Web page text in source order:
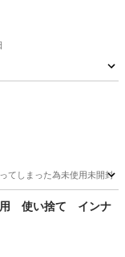
てしまった為未使用未開封
レ